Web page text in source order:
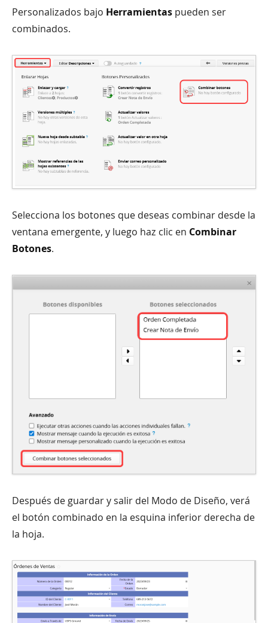
Personalizados bajo Herramientas pueden ser
combinados.
Selecciona los botones que deseas combinar desde la
ventana emergente, y luego haz clic en Combinar
Botones.
Después de guardar y salir del Modo de Diseño, verá
el botón combinado en la esquina inferior derecha de
la hoja.